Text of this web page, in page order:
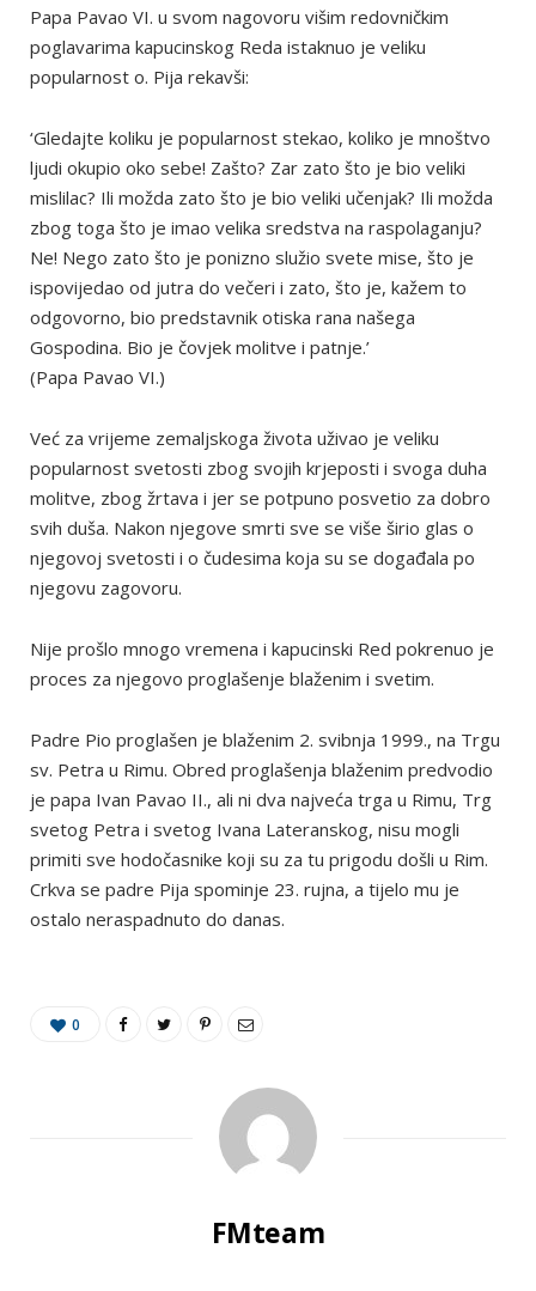
Papa Pavao VI. u svom nagovoru višim redovničkim
poglavarima kapucinskog Reda istaknuo je veliku
popularnost o. Pija rekavši:
‘Gledajte koliku je popularnost stekao, koliko je mnoštvo
ljudi okupio oko sebe! Zašto? Zar zato što je bio veliki
mislilac? Ili možda zato što je bio veliki učenjak? Ili možda
zbog toga što je imao velika sredstva na raspolaganju?
Ne! Nego zato što je ponizno služio svete mise, što je
ispovijedao od jutra do večeri i zato, što je, kažem to
odgovorno, bio predstavnik otiska rana našega
Gospodina. Bio je čovjek molitve i patnje.’
(Papa Pavao VI.)
Već za vrijeme zemaljskoga života uživao je veliku
popularnost svetosti zbog svojih krjeposti i svoga duha
molitve, zbog žrtava i jer se potpuno posvetio za dobro
svih duša. Nakon njegove smrti sve se više širio glas o
njegovoj svetosti i o čudesima koja su se događala po
njegovu zagovoru.
Nije prošlo mnogo vremena i kapucinski Red pokrenuo je
proces za njegovo proglašenje blaženim i svetim.
Padre Pio proglašen je blaženim 2. svibnja 1999., na Trgu
sv. Petra u Rimu. Obred proglašenja blaženim predvodio
je papa Ivan Pavao II., ali ni dva najveća trga u Rimu, Trg
svetog Petra i svetog Ivana Lateranskog, nisu mogli
primiti sve hodočasnike koji su za tu prigodu došli u Rim.
Crkva se padre Pija spominje 23. rujna, a tijelo mu je
ostalo neraspadnuto do danas.
0
FMteam